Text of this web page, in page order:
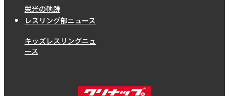
栄光の軌跡
レスリング部ニュース
キッズレスリングニュ
ース